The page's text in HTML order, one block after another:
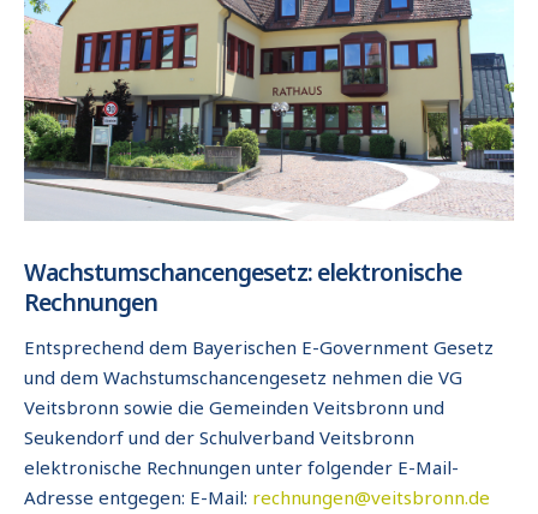
Wachstumschancengesetz: elektronische
Rechnungen
Entsprechend dem Bayerischen E-Government Gesetz
und dem Wachstumschancengesetz nehmen die VG
Veitsbronn sowie die Gemeinden Veitsbronn und
Seukendorf und der Schulverband Veitsbronn
elektronische Rechnungen unter folgender E-Mail-
Adresse entgegen: E-Mail: rechnungen@veitsbronn.de